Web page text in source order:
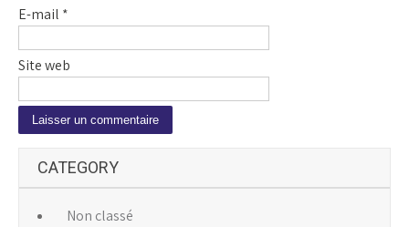
E-mail *
Site web
t
CATEGORY
Non classé